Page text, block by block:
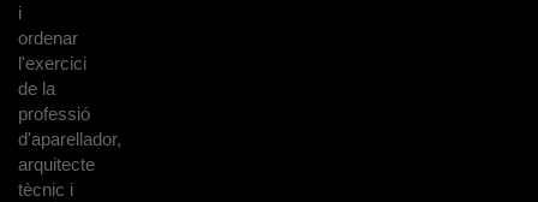
i
ordenar
l'exercici
de la
professió
d'aparellador,
arquitecte
tècnic i